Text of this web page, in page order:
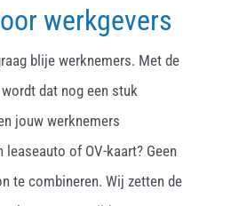
werkgevers
blije werknemers. Met de
dat nog een stuk
jouw werknemers
of OV-kaart? Geen
te combineren. Wij zetten de